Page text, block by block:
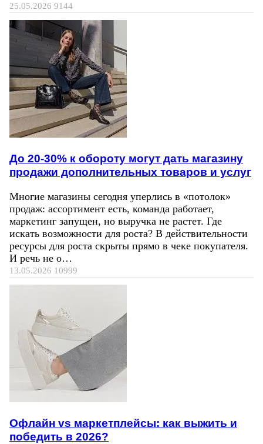
25.05.2026 9144
До 20-30% к обороту могут дать магазину
продажи дополнительных товаров и услуг
Многие магазины сегодня уперлись в «потолок»
продаж: ассортимент есть, команда работает,
маркетинг запущен, но выручка не растет. Где
искать возможности для роста? В действительности
ресурсы для роста скрыты прямо в чеке покупателя.
И речь не о…
13.05.2026 10999
Офлайн vs маркетплейсы: как выжить и
победить в 2026?